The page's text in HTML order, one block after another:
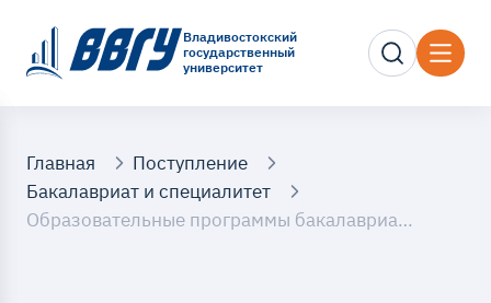
Владивостокский
государственный
университет
Главная
Поступление
Бакалавриат и специалитет
Образовательные программы бакалавриата и специалитета